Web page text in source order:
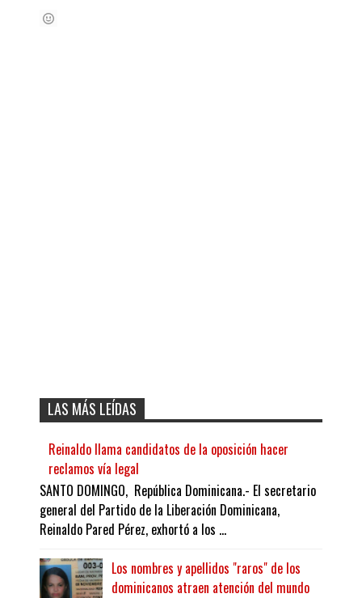
LAS MÁS LEÍDAS
Reinaldo llama candidatos de la oposición hacer
reclamos vía legal
SANTO DOMINGO, República Dominicana.- El secretario
general del Partido de la Liberación Dominicana,
Reinaldo Pared Pérez, exhortó a los ...
Los nombres y apellidos "raros" de los
dominicanos atraen atención del mundo